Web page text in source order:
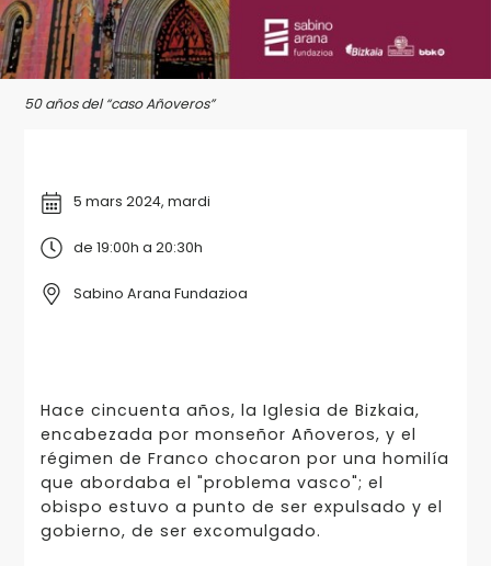
50 años del “caso Añoveros”
5 mars 2024, mardi
de 19:00h a 20:30h
Sabino Arana Fundazioa
Hace cincuenta años, la Iglesia de Bizkaia,
encabezada por monseñor Añoveros, y el
régimen de Franco chocaron por una homilía
que abordaba el "problema vasco"; el
obispo estuvo a punto de ser expulsado y el
gobierno, de ser excomulgado.